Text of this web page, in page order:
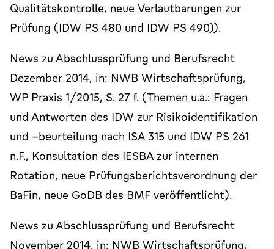
Qualitätskontrolle, neue Verlautbarungen zur
Prüfung (IDW PS 480 und IDW PS 490)).
News zu Abschlussprüfung und Berufsrecht
Dezember 2014, in: NWB Wirtschaftsprüfung,
WP Praxis 1/2015, S. 27 f. (Themen u.a.: Fragen
und Antworten des IDW zur Risikoidentifikation
und –beurteilung nach ISA 315 und IDW PS 261
n.F., Konsultation des IESBA zur internen
Rotation, neue Prüfungsberichtsverordnung der
BaFin, neue GoDB des BMF veröffentlicht).
News zu Abschlussprüfung und Berufsrecht
November 2014, in: NWB Wirtschaftsprüfung,